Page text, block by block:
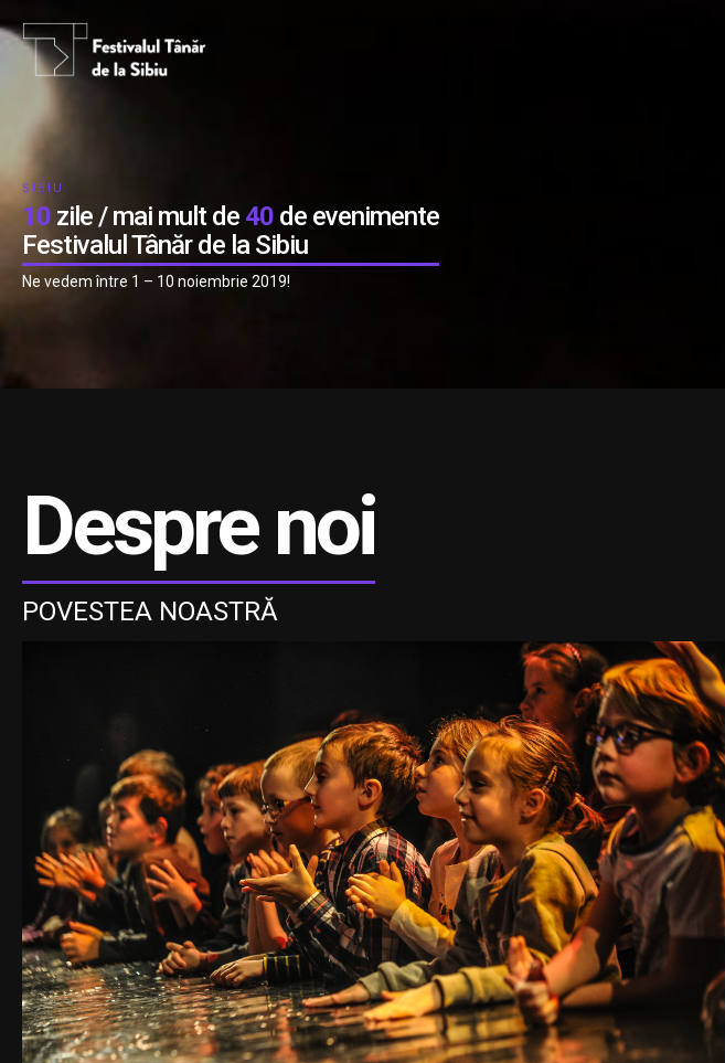
SIBIU
10 zile / mai mult de 40 de evenimente
Festivalul Tânăr de la Sibiu
Ne vedem între 1 – 10 noiembrie 2019!
Despre noi
POVESTEA NOASTRĂ